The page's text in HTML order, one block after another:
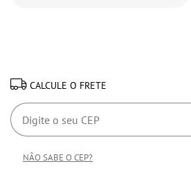
CALCULE O FRETE
NÃO SABE O CEP?